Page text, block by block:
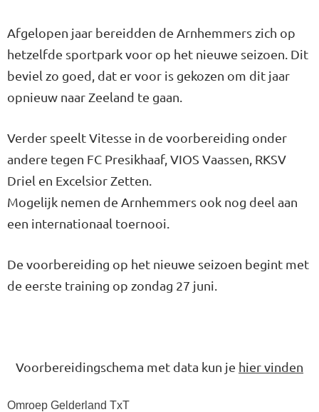
Afgelopen jaar bereidden de Arnhemmers zich op
hetzelfde sportpark voor op het nieuwe seizoen. Dit
beviel zo goed, dat er voor is gekozen om dit jaar
opnieuw naar Zeeland te gaan.
Verder speelt Vitesse in de voorbereiding onder
andere tegen FC Presikhaaf, VIOS Vaassen, RKSV
Driel en Excelsior Zetten.
Mogelijk nemen de Arnhemmers ook nog deel aan
een internationaal toernooi.
De voorbereiding op het nieuwe seizoen begint met
de eerste training op zondag 27 juni.
Voorbereidingschema met data kun je hier vinden
Omroep Gelderland TxT